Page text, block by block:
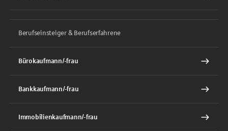
Berufseinsteiger & Berufserfahrene
Bürokaufmann/-frau
Bankkaufmann/-frau
Immobilienkaufmann/-frau